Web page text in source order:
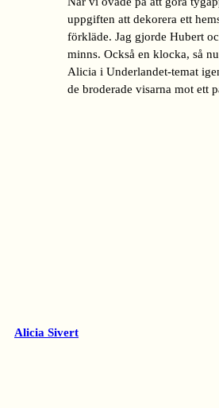
uppgiften att dekorera ett
förkläde. Jag gjorde Hubert
minns. Också en klocka, så
Alicia i Underlandet-temat
de broderade visarna mot ett
Alicia Sivert